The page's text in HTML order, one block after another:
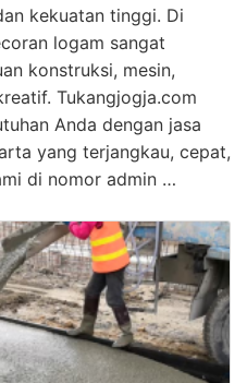
kekuatan tinggi. Di
logam sangat
konstruksi, mesin,
Tukangjogja.com
Anda dengan jasa
yang terjangkau, cepat,
di nomor admin …